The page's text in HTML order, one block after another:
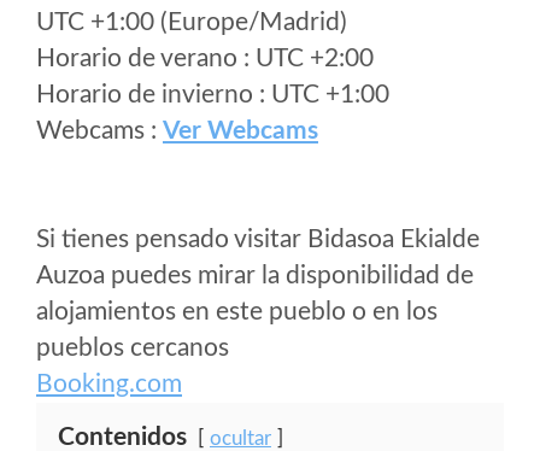
UTC +1:00 (Europe/Madrid)
Horario de verano : UTC +2:00
Horario de invierno : UTC +1:00
Webcams : Ver Webcams
Si tienes pensado visitar Bidasoa Ekialde
Auzoa puedes mirar la disponibilidad de
alojamientos en este pueblo o en los
pueblos cercanos
Booking.com
Contenidos ocultar